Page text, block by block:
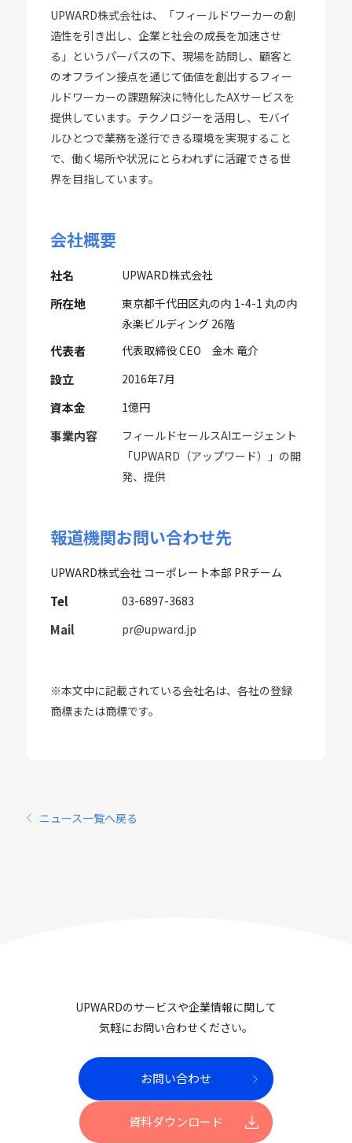
UPWARD株式会社は、「フィールドワーカーの創
造性を引き出し、企業と社会の成長を加速させ
る」というパーパスの下、現場を訪問し、顧客と
のオフライン接点を通じて価値を創出するフィー
ルドワーカーの課題解決に特化したAXサービスを
提供しています。テクノロジーを活用し、モバイ
ルひとつで業務を遂行できる環境を実現すること
で、働く場所や状況にとらわれずに活躍できる世
界を目指しています。
会社概要
社名 UPWARD株式会社
所在地
東京都千代田区丸の内 1-4-1 丸の内
永楽ビルディング 26階
代表者 代表取締役 CEO 金木 竜介
設立 2016年7月
資本金 1億円
事業内容
フィールドセールスAIエージェント
「UPWARD（アップワード）」の開
発、提供
報道機関お問い合わせ先
UPWARD株式会社 コーポレート本部 PRチーム
Tel 03-6897-3683
Mail pr@upward.jp
※本文中に記載されている会社名は、各社の登録
商標または商標です。
ニュース一覧へ戻る
UPWARDのサービスや企業情報に関して
気軽にお問い合わせください。
お問い合わせ
資料ダウンロード